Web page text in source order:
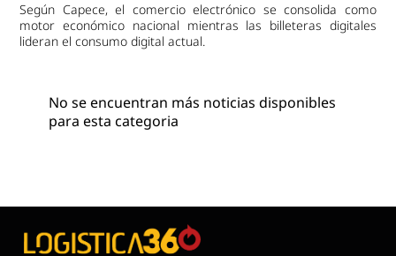
Según Capece, el comercio electrónico se consolida como
motor económico nacional mientras las billeteras digitales
lideran el consumo digital actual.
No se encuentran más noticias disponibles
para esta categoria